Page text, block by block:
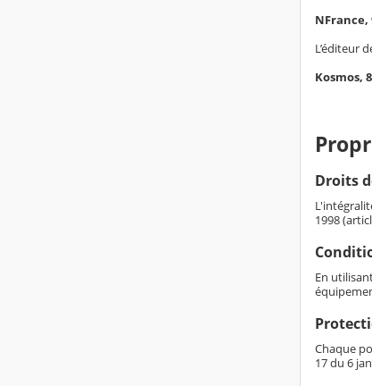
NFrance,
L’éditeur
Kosmos,
Droits
1998
En
Chaque
17 du 6